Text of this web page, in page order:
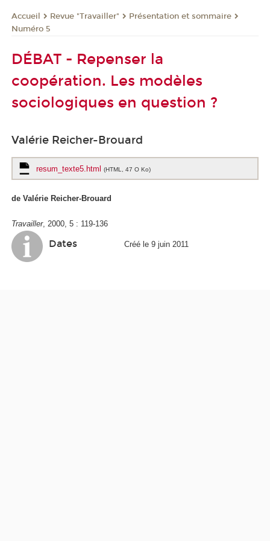
Accueil Revue "Travailler"
Présentation et sommaire
Numéro 5
DÉBAT - Repenser la
coopération. Les modèles
sociologiques en question ?
Valérie Reicher-Brouard
resum_texte5.html (HTML, 47 O Ko)
de Valérie Reicher-Brouard
Travailler, 2000, 5 : 119-136
Dates Créé le 9 juin 2011